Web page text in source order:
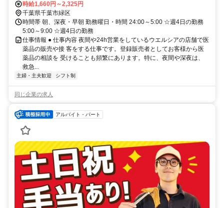
時給1,660円～2,325円
千葉県千葉市緑区
時間帯 朝、深夜・早朝 勤務曜日・時間 24:00～5:00 ☆週4日の勤務
5:00～9:00 ☆週4日の勤務
仕事情報 ● 仕事内容 夜間や24h営業をしているウエルシアの店舗で医
薬品の販売や接 客をする仕事です。登録販売者としてお客様から医
薬品の相談を 受けることも頻繁にあります。特に、夜間や深夜は、
救急...
主婦・主夫歓迎 シフト制
同じ企業の求人
アルバイト・パート